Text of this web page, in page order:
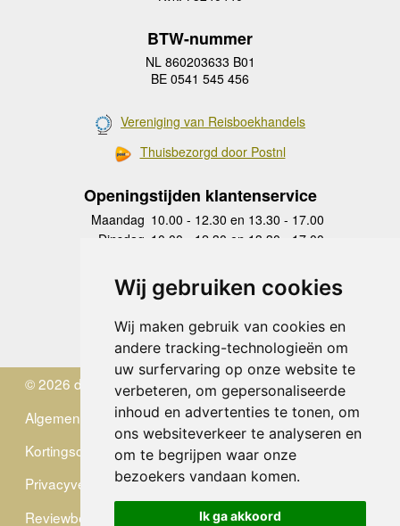
Wij gebruiken cookies
Wij maken gebruik van cookies en
andere tracking-technologieën om
uw surfervaring op onze website te
verbeteren, om gepersonaliseerde
inhoud en advertenties te tonen, om
ons websiteverkeer te analyseren en
om te begrijpen waar onze
bezoekers vandaan komen.
Ik ga akkoord
BTW-nummer
NL 860203633 B01
BE 0541 545 456
Vereniging van Reisboekhandels
Thuisbezorgd door Postnl
Openingstijden klantenservice
Maandag 10.00 - 12.30 en 13.30 - 17.00
Dinsdag 10.00 - 12.30 en 13.30 - 17.00
Donderdag
10.00 - 12.30 en 13.30 - 17.00
Vrijdag 10.00 - 12.30 en 13.30 - 17.00
Zaterdag
gesloten
Zondag gesloten
© 2026 de Zwerver
Algemene Voorwaarden
Kortingscode
Privacyverklaring
Reviewbeleid